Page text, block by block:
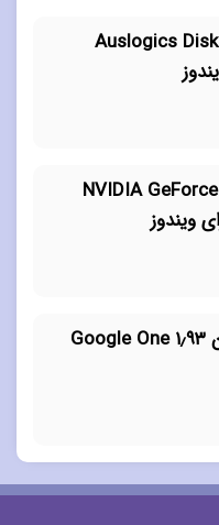
دانلود نرم افزار Auslogics Disk
دانلود نرم افزار NVIDIA GeForce
دانلود اپلیکیشن ۱٫۹۳ Google One